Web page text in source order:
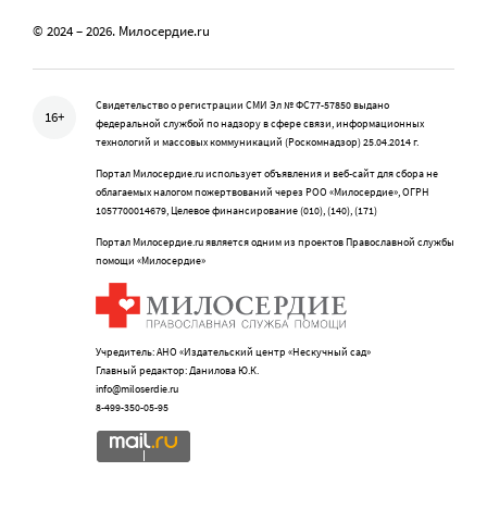
© 2024 – 2026. Милосердие.ru
16+
Свидетельство о регистрации СМИ Эл № ФС77-57850 выдано
федеральной службой по надзору в сфере связи, информационных
технологий и массовых коммуникаций (Роскомнадзор) 25.04.2014 г.
Портал Милосердие.ru использует объявления и веб-сайт для сбора не
облагаемых налогом пожертвований через РОО «Милосердие», ОГРН
1057700014679, Целевое финансирование (010), (140), (171)
Портал Милосердие.ru является одним из проектов Православной службы
помощи «Милосердие»
Учредитель: АНО «Издательский центр «Нескучный сад»
Главный редактор: Данилова Ю.К.
info@miloserdie.ru
8-499-350-05-95